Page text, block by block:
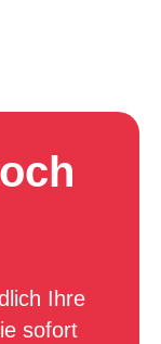
Ihre
sofort